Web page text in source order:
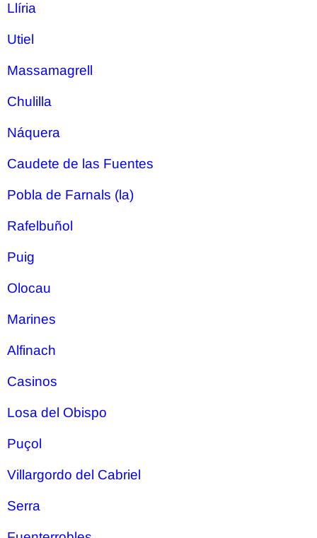
Llíria
Utiel
Massamagrell
Chulilla
Náquera
Caudete de las Fuentes
Pobla de Farnals (la)
Rafelbuñol
Puig
Olocau
Marines
Alfinach
Casinos
Losa del Obispo
Puçol
Villargordo del Cabriel
Serra